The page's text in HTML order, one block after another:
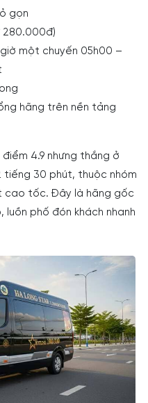
gọn
280.000đ)
giờ một chuyến 05h00 –
hãng trên nền tảng
4.9 nhưng thắng ở
tiếng 30 phút, thuộc nhóm
cao tốc. Đây là hãng gốc
luồn phố đón khách nhanh